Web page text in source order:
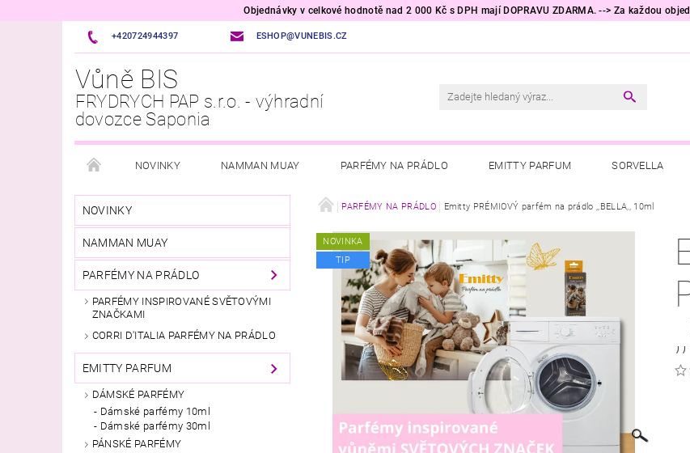
Objednávky v celkové hodnotě nad 2 000 Kč s DPH mají DOPRAVU ZDARMA. --> Za každou
+420724944397 ESHOP@VUNEBIS.CZ
Vůně BIS
FRYDRYCH PAP s.r.o. - výhradní
dovozce Saponia
NOVINKY NAMMAN MUAY PARFÉMY NA PRÁDLO EMITTY PARFUM SORVELLA
OSVĚŽOVAČE VZDUCHU A TEXTILU VOŇAVÉ PRÁDLO PRACÍ PROSTŘEDKY TESORI D'ORIENTE
PŘÍPRAVKY DO MYČKY A PRAČKY ÚKLID DOMÁCNOSTI HYGIENICKÉ POTŘEBY KALLOS
ITALSKÁ DROGERIE VONNÉ SVÍČKY VŮNĚ DO AUTA AKČNÍ ZBOŽÍ TIP NA DÁREK 🎁
VELKOOBCHOD
NOVINKY
NAMMAN MUAY
PARFÉMY NA PRÁDLO
PARFÉMY INSPIROVANÉ SVĚTOVÝMI
ZNAČKAMI
CORRI D'ITALIA PARFÉMY NA PRÁDLO
EMITTY PARFUM
DÁMSKÉ PARFÉMY
Dámské parfémy 10ml
Dámské parfémy 30ml
PÁNSKÉ PARFÉMY
PARFÉMY NA PRÁDLO Emitty PRÉMIOVÝ parfém na prádlo ,,BELLA,, 10ml
NOVINKA
TIP